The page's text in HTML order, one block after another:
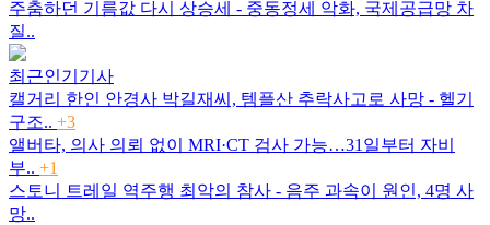
주춤하던 기름값 다시 상승세 - 중동정세 악화, 국제공급망 차
질..
최근인기기사
캘거리 한인 안경사 박길재씨, 템플산 추락사고로 사망 - 헬기
구조.. +3
앨버타, 의사 의뢰 없이 MRI·CT 검사 가능…31일부터 자비
부.. +1
스토니 트레일 역주행 최악의 참사 - 음주 과속이 원인, 4명 사
망..